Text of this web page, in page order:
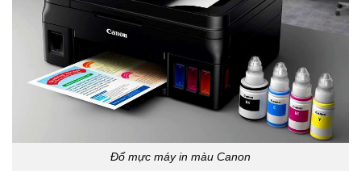
Đổ mực máy in màu Canon